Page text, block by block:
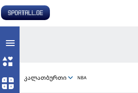
კალათბურთი NBA